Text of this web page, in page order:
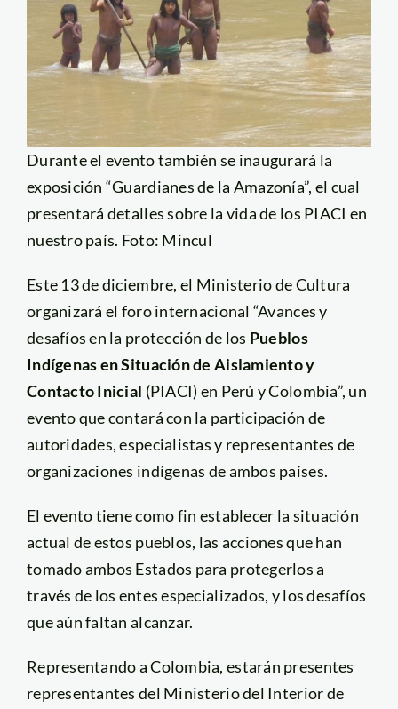
Durante el evento también se inaugurará la
exposición “Guardianes de la Amazonía”, el cual
presentará detalles sobre la vida de los PIACI en
nuestro país. Foto: Mincul
Este 13 de diciembre, el Ministerio de Cultura
organizará el foro internacional “Avances y
desafíos en la protección de los Pueblos
Indígenas en Situación de Aislamiento y
Contacto Inicial (PIACI) en Perú y Colombia”, un
evento que contará con la participación de
autoridades, especialistas y representantes de
organizaciones indígenas de ambos países.
El evento tiene como fin establecer la situación
actual de estos pueblos, las acciones que han
tomado ambos Estados para protegerlos a
través de los entes especializados, y los desafíos
que aún faltan alcanzar.
Representando a Colombia, estarán presentes
representantes del Ministerio del Interior de